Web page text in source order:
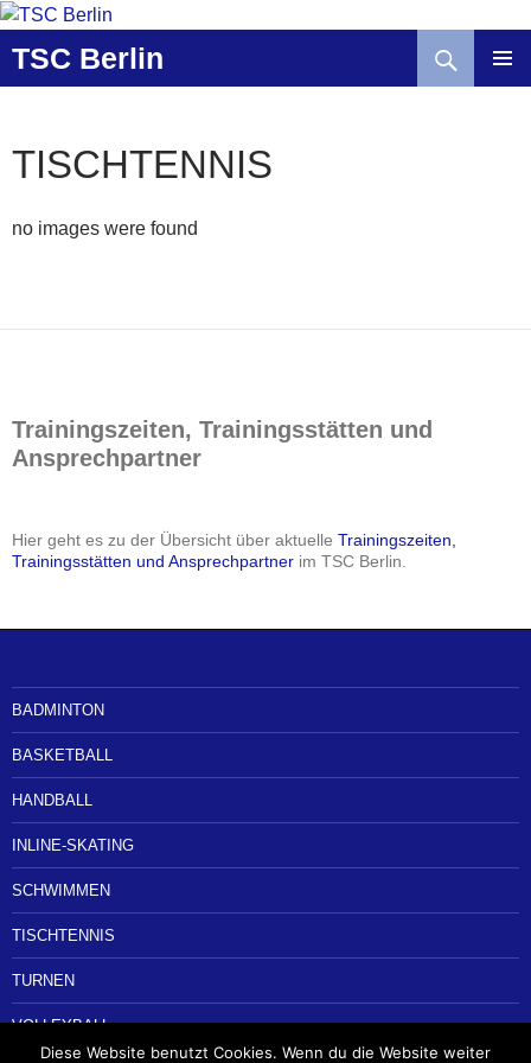
Zum
springen
TSC Berlin
TISCHTENNIS
no images were found
Trainingszeiten, Trainingsstätten und
Ansprechpartner
Hier geht es zu der Übersicht über aktuelle Trainingszeiten,
Trainingsstätten und Ansprechpartner im TSC Berlin.
BADMINTON
BASKETBALL
HANDBALL
INLINE-SKATING
SCHWIMMEN
TISCHTENNIS
TURNEN
VOLLEYBALL
Diese Website benutzt Cookies. Wenn du die Website weiter